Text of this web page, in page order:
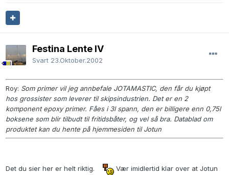
Festina Lente IV
Svart 23.Oktober.2002
Roy: Som primer vil jeg annbefale JOTAMASTIC, den får du kjøpt
hos grossister som leverer til skipsindustrien. Det er en 2
komponent epoxy primer. Fåes i 3l spann, den er billigere enn 0,75l
boksene som blir tilbudt til fritidsbåter, og vel så bra. Datablad om
produktet kan du hente på hjemmesiden til Jotun
Det du sier her er helt riktig. Vær imidlertid klar over at Jotun